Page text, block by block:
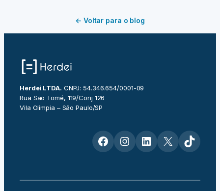
← Voltar para o blog
Herdei LTDA. CNPJ: 54.346.654/0001-09
Rua São Tomé, 119/Conj 126
Vila Olímpia – São Paulo/SP
Facebook Instagram LinkedIn X TikTok